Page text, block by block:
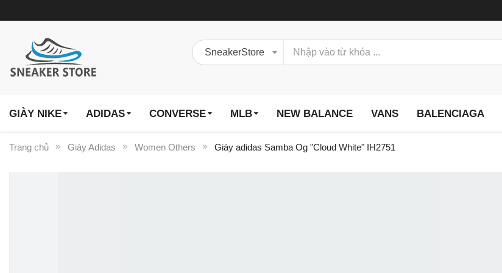
GIÀY NIKE ADIDAS CONVERSE MLB NEW BALANCE VANS BALENCIAGA
Trang chủ Giày Adidas Women Others Giày adidas Samba Og "Cloud White" IH2751